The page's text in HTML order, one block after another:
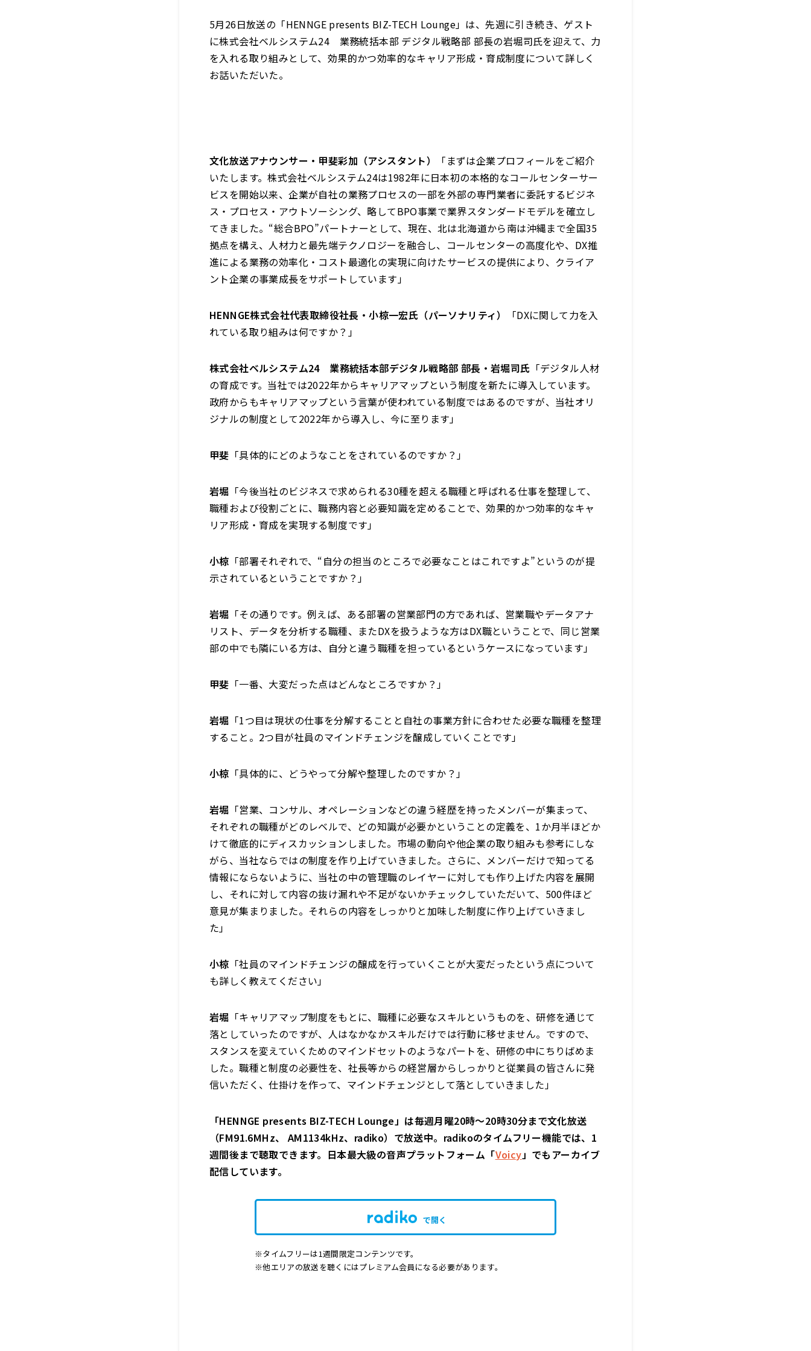
5月26日放送の「HENNGE presents BIZ-TECH Lounge」は、先週に引き続き、ゲスト
に株式会社ベルシステム24 業務統括本部 デジタル戦略部 部長の岩堀司氏を迎えて、力
を入れる取り組みとして、効果的かつ効率的なキャリア形成・育成制度について詳しく
お話いただいた。
文化放送アナウンサー・甲斐彩加（アシスタント）
「まずは企業プロフィールをご紹介
いたします。株式会社ベルシステム24は1982年に日本初の本格的なコールセンターサー
ビスを開始以来、企業が自社の業務プロセスの一部を外部の専門業者に委託するビジネ
ス・プロセス・アウトソーシング、略してBPO事業で業界スタンダードモデルを確立し
てきました。“総合BPO”パートナーとして、現在、北は北海道から南は沖縄まで全国35
拠点を構え、人材力と最先端テクノロジーを融合し、コールセンターの高度化や、DX推
進による業務の効率化・コスト最適化の実現に向けたサービスの提供により、クライア
ント企業の事業成長をサポートしています」
HENNGE株式会社代表取締役社長・小椋一宏氏（パーソナリティ）
「DXに関して力を入
れている取り組みは何ですか？」
株式会社ベルシステム24 業務統括本部デジタル戦略部 部長・岩堀司氏 「デジタル人材
の育成です。当社では2022年からキャリアマップという制度を新たに導入しています。
政府からもキャリアマップという言葉が使われている制度ではあるのですが、当社オリ
ジナルの制度として2022年から導入し、今に至ります」
甲斐 「具体的にどのようなことをされているのですか？」
岩堀 「今後当社のビジネスで求められる30種を超える職種と呼ばれる仕事を整理して、
職種および役割ごとに、職務内容と必要知識を定めることで、効果的かつ効率的なキャ
リア形成・育成を実現する制度です」
小椋 「部署それぞれで、“自分の担当のところで必要なことはこれですよ”というのが提
示されているということですか？」
岩堀 「その通りです。例えば、ある部署の営業部門の方であれば、営業職やデータアナ
リスト、データを分析する職種、またDXを扱うような方はDX職ということで、同じ営業
部の中でも隣にいる方は、自分と違う職種を担っているというケースになっています」
甲斐 「一番、大変だった点はどんなところですか？」
岩堀 「1つ目は現状の仕事を分解することと自社の事業方針に合わせた必要な職種を整理
すること。2つ目が社員のマインドチェンジを醸成していくことです」
小椋 「具体的に、どうやって分解や整理したのですか？」
岩堀 「営業、コンサル、オペレーションなどの違う経歴を持ったメンバーが集まって、
それぞれの職種がどのレベルで、どの知識が必要かということの定義を、1か月半ほどか
けて徹底的にディスカッションしました。市場の動向や他企業の取り組みも参考にしな
がら、当社ならではの制度を作り上げていきました。さらに、メンバーだけで知ってる
情報にならないように、当社の中の管理職のレイヤーに対しても作り上げた内容を展開
し、それに対して内容の抜け漏れや不足がないかチェックしていただいて、500件ほど
意見が集まりました。それらの内容をしっかりと加味した制度に作り上げていきまし
た」
小椋 「社員のマインドチェンジの醸成を行っていくことが大変だったという点について
も詳しく教えてください」
岩堀 「キャリアマップ制度をもとに、職種に必要なスキルというものを、研修を通じて
落としていったのですが、人はなかなかスキルだけでは行動に移せません。ですので、
スタンスを変えていくためのマインドセットのようなパートを、研修の中にちりばめま
した。職種と制度の必要性を、社長等からの経営層からしっかりと従業員の皆さんに発
信いただく、仕掛けを作って、マインドチェンジとして落としていきました」
「HENNGE presents BIZ-TECH Lounge」は毎週月曜20時～20時30分まで文化放送
（FM91.6MHz、 AM1134kHz、radiko）で放送中。radikoのタイムフリー機能では、1
週間後まで聴取できます。日本最大級の音声プラットフォーム「Voicy 」でもアーカイブ
配信しています。
で開く
※タイムフリーは1週間限定コンテンツです。
※他エリアの放送を聴くにはプレミアム会員になる必要があります。